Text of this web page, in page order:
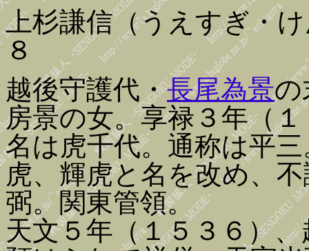
上杉謙信（うえすぎ・
８
越後守護代・長尾為景の
房景の女。享禄３年（
名は虎千代。通称は平
虎、輝虎と名を改め、
弼。関東管領。
天文５年（１５３６）